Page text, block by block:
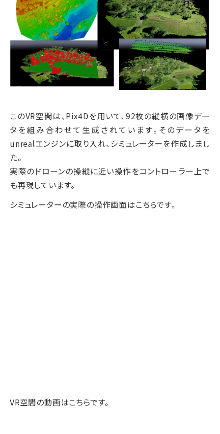
このVR空間は、Pix4Dを用いて、92枚の縦横の画像デー
タを組み合わせて生成されています。そのデータを
unrealエンジンに取り入れ、シミュレーターを作成しまし
た。
実際のドローンの操縦に近い操作をコントローラー上で
も再現しています。
シミュレーターの実際の操作画面はこちらです。
VR空間の動画はこちらです。